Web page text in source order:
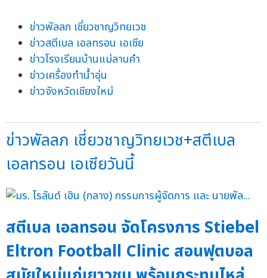
ข่าวพัลลภ เชี่ยวชาญวิทยเวช
ข่าวสตีเบล เอลทรอน เอเซีย
ข่าวโรงเรียนบ้านแม่ลานคำ
ข่าวเครื่องทำน้ำอุ่น
ข่าวจังหวัดเชียงใหม่
ข่าวพัลลภ เชี่ยวชาญวิทยเวช+สตีเบล
เอลทรอน เอเซียวันนี้
สตีเบล เอลทรอน จัดโครงการ Stiebel
Eltron Football Clinic สอนฟุตบอล